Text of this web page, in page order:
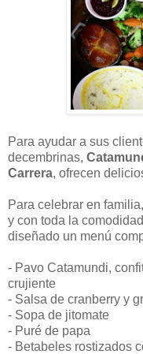
Para ayudar a sus
decembrinas,
Carrera, ofrecen
Para celebrar en
y con toda la
diseñado un menú
- Pavo Catamundi,
crujiente
- Salsa de cranberry y
- Sopa de jitomate
- Puré de papa
- Betabeles rostizados